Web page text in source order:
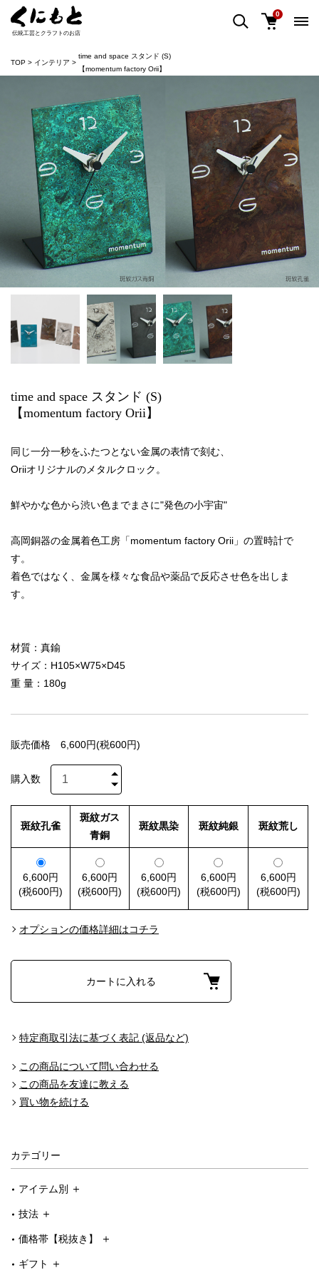
伝統工芸とクラフトのお店
0
TOP インテリア
time and space スタンド (S)
【momentum factory Orii】
time and space スタンド (S)
【momentum factory Orii】
同じ一分一秒をふたつとない金属の表情で刻む、
Oriiオリジナルのメタルクロック。
鮮やかな色から渋い色までまさに"発色の小宇宙"
高岡銅器の金属着色工房「momentum factory Orii」の置時計で
す。
着色ではなく、金属を様々な食品や薬品で反応させ色を出しま
す。
材質：真鍮
サイズ：H105×W75×D45
重 量：180g
販売価格 6,600円(税600円)
購入数
斑紋孔雀
斑紋ガス
青銅
斑紋黒染 斑紋純銀 斑紋荒し
6,600円
(税600円)
6,600円
(税600円)
6,600円
(税600円)
6,600円
(税600円)
6,600円
(税600円)
オプションの価格詳細はコチラ
カートに入れる
特定商取引法に基づく表記 (返品など)
この商品について問い合わせる
この商品を友達に教える
買い物を続ける
カテゴリー
アイテム別
技法
価格帯【税抜き】
ギフト